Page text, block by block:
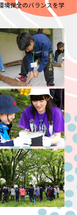
境保全のバランスを学